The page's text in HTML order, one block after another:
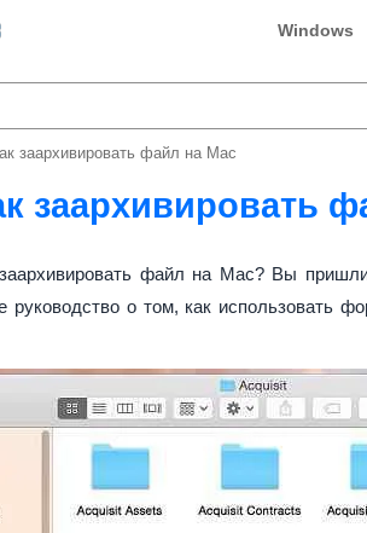
Windows
заархивировать файл на Mac
заархивировать
заархивировать файл на Mac? Вы
руководство о том, как использовать